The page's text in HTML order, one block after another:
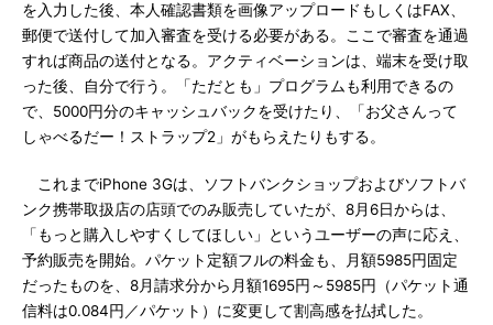
を入力した後、本人確認書類を画像アップロードもしくはFAX、
郵便で送付して加入審査を受ける必要がある。ここで審査を通過
すれば商品の送付となる。アクティベーションは、端末を受け取
った後、自分で行う。「ただとも」プログラムも利用できるの
で、5000円分のキャッシュバックを受けたり、「お父さんって
しゃべるだー！ストラップ2」がもらえたりもする。
これまでiPhone 3Gは、ソフトバンクショップおよびソフトバ
ンク携帯取扱店の店頭でのみ販売していたが、8月6日からは、
「もっと購入しやすくしてほしい」というユーザーの声に応え、
予約販売を開始。パケット定額フルの料金も、月額5985円固定
だったものを、8月請求分から月額1695円～5985円（パケット通
信料は0.084円／パケット）に変更して割高感を払拭した。